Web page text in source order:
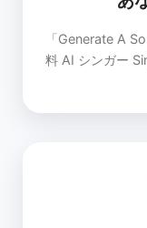
「Generate A
料 AI シンガー